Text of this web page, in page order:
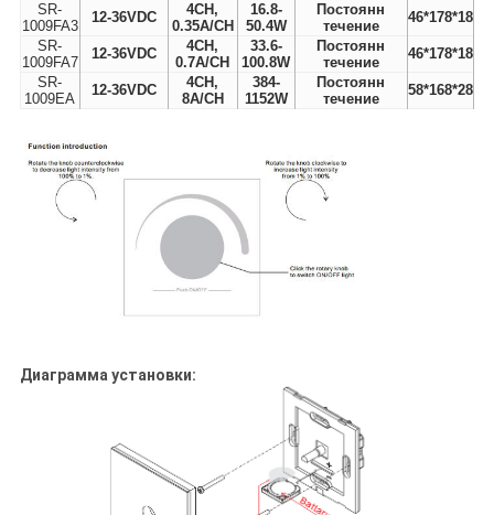
SR-
1009FA3
12-36VDC
4CH,
0.35A/CH
16.8-
50.4W
Постоянн
течение
46*178*18
SR-
1009FA7
12-36VDC
4CH,
0.7A/CH
33.6-
100.8W
Постоянн
течение
46*178*18
SR-
1009EA
12-36VDC
4CH,
8A/CH
384-
1152W
Постоянн
течение
58*168*28
Диаграмма установки: